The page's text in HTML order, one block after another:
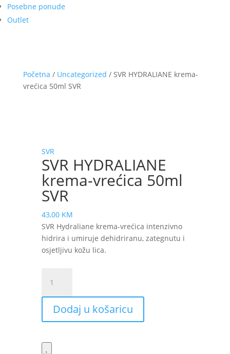
Posebne ponude
Outlet
Početna / Uncategorized / SVR HYDRALIANE krema-
vrećica 50ml SVR
SVR
SVR HYDRALIANE
krema-vrećica 50ml
SVR
43,00 KM
SVR Hydraliane krema-vrećica intenzivno
hidrira i umiruje dehidriranu, zategnutu i
osjetljivu kožu lica.
HYDRALIANE
krema-
vrećica
50ml
količina
Dodaj u košaricu